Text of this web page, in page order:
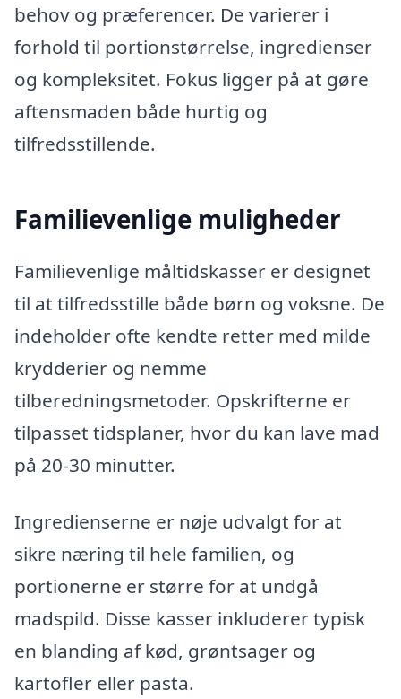
behov og præferencer. De varierer i
forhold til portionstørrelse, ingredienser
og kompleksitet. Fokus ligger på at gøre
aftensmaden både hurtig og
tilfredsstillende.
Familievenlige muligheder
Familievenlige måltidskasser er designet
til at tilfredsstille både børn og voksne. De
indeholder ofte kendte retter med milde
krydderier og nemme
tilberedningsmetoder. Opskrifterne er
tilpasset tidsplaner, hvor du kan lave mad
på 20-30 minutter.
Ingredienserne er nøje udvalgt for at
sikre næring til hele familien, og
portionerne er større for at undgå
madspild. Disse kasser inkluderer typisk
en blanding af kød, grøntsager og
kartofler eller pasta.